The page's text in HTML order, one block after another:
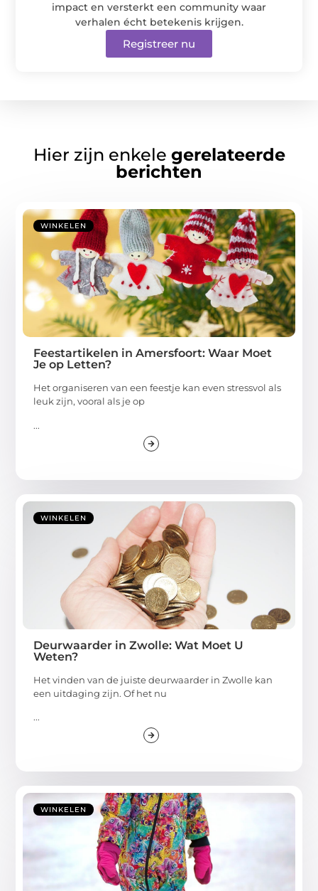
impact en versterkt een community waar
verhalen écht betekenis krijgen.
Registreer nu
Hier zijn enkele gerelateerde
berichten
WINKELEN
Feestartikelen in Amersfoort: Waar Moet
Je op Letten?
Het organiseren van een feestje kan even stressvol als
leuk zijn, vooral als je op
...
WINKELEN
Deurwaarder in Zwolle: Wat Moet U
Weten?
Het vinden van de juiste deurwaarder in Zwolle kan
een uitdaging zijn. Of het nu
...
WINKELEN